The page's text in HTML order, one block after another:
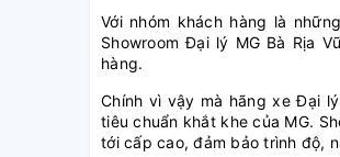
Với nhóm khách hàng là
Showroom Đại lý MG Bà Rịa
hàng.
Chính vì vậy mà hãng xe Đại
tiêu chuẩn khắt khe của MG.
tới cấp cao, đảm bảo trình độ,